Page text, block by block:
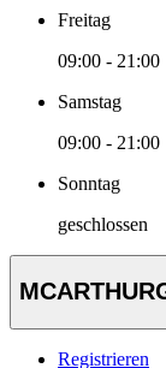
Freitag
09:00 - 21:00
Samstag
09:00 - 21:00
Sonntag
geschlossen
Registrieren